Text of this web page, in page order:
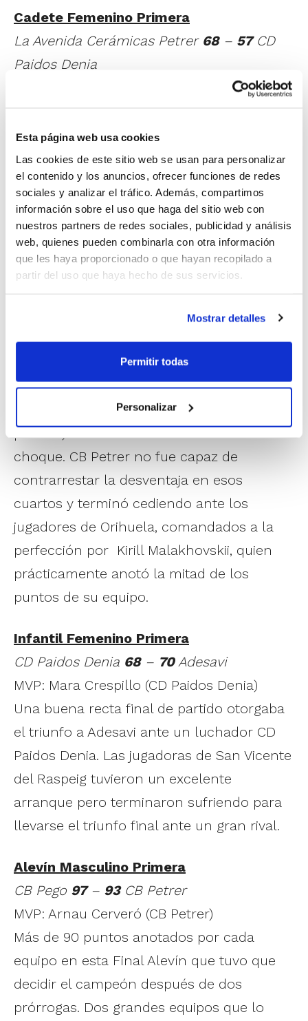
Esta página web usa cookies
Las cookies de este sitio web se usan para personalizar
el contenido y los anuncios, ofrecer funciones de redes
sociales y analizar el tráfico. Además, compartimos
información sobre el uso que haga del sitio web con
nuestros partners de redes sociales, publicidad y análisis
web, quienes pueden combinarla con otra información
que les haya proporcionado o que hayan recopilado a
partir del uso que haya hecho de sus servicios.
Mostrar detalles
Permitir todas
Personalizar
Cadete Femenino Primera
La Avenida Cerámicas Petrer 68– 57CD
Paidos Denia
MVP: Sara Llorca (CD Paidos Denia)
periodo, La Avenida Cerámicas Petrer le dio
la vuelta a un partido complicado ante el
buen hacer del CD Paidos Denia, que
entraba con ventaja a esos últimos
minutos pero que se vio sorprendido por el
sprint final de las jugadoras de Petrer.
80–40CB
Petrer
MVP: Kirill Malakhovskii (CB Airsat Orihuela
Costa)
El inicio de cada mitad de partido (1º y 5º
periodo) fue clave en el desarrollo del
choque. CB Petrer no fue capaz de
contrarrestar la desventaja en esos
cuartos y terminó cediendo ante los
jugadores de Orihuela, comandados a la
perfección por Kirill Malakhovskii, quien
prácticamente anotó la mitad de los
puntos de su equipo.
Infantil Femenino Primera
CD Paidos Denia 68– 70Adesavi
MVP: Mara Crespillo (CD Paidos Denia)
Una buena recta final de partido otorgaba
el triunfo a Adesavi ante un luchador CD
Paidos Denia. Las jugadoras de San Vicente
del Raspeig tuvieron un excelente
arranque pero terminaron sufriendo para
llevarse el triunfo final ante un gran rival.
Alevín Masculino Primera
CB Pego 97– 93CB Petrer
MVP: Arnau Cerveró (CB Petrer)
Más de 90 puntos anotados por cada
equipo en esta Final Alevín que tuvo que
decidir el campeón después de dos
prórrogas. Dos grandes equipos que lo